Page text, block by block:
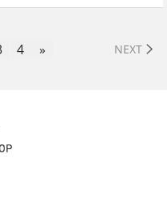
4 » NEXT